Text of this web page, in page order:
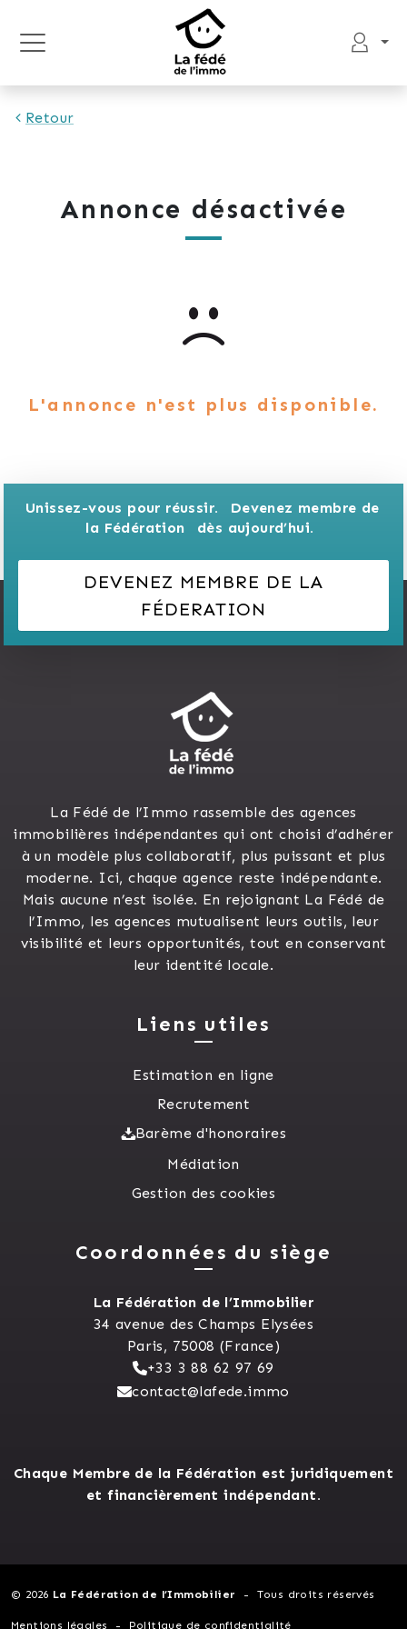
Retour
Annonce désactivée
L'annonce n'est plus disponible.
Unissez-vous pour réussir.
Devenez membre de
la Fédération
dès aujourd’hui.
DEVENEZ MEMBRE DE LA
FÉDERATION
La Fédé de l’Immo rassemble des agences
immobilières indépendantes qui ont choisi d’adhérer
à un modèle plus collaboratif, plus puissant et plus
moderne. Ici, chaque agence reste indépendante.
Mais aucune n’est isolée. En rejoignant La Fédé de
l’Immo, les agences mutualisent leurs outils, leur
visibilité et leurs opportunités, tout en conservant
leur identité locale.
Liens utiles
Estimation en ligne
Recrutement
Barème d'honoraires
Médiation
Gestion des cookies
Coordonnées du siège
La Fédération de l’Immobilier
34 avenue des Champs Elysées
Paris, 75008 (France)
+33 3 88 62 97 69
contact@lafede.immo
Chaque Membre de la Fédération est juridiquement
et financièrement indépendant.
© 2026 La Fédération de l’Immobilier Tous droits réservés
Mentions légales Politique de confidentialité